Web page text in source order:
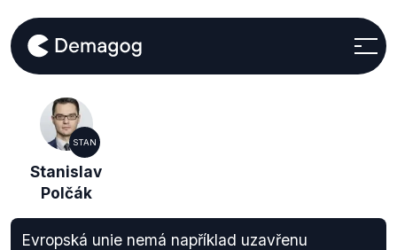
STAN
Stanislav
Polčák
Evropská unie nemá například uzavřenu